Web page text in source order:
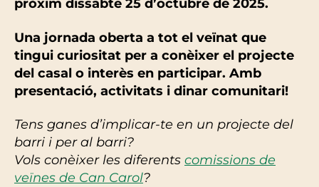
pròxim dissabte 25 d’octubre de 2025.
Una jornada oberta a tot el veïnat que
tingui curiositat per a conèixer el projecte
del casal o interès en participar. Amb
presentació, activitats i dinar comunitari!
Tens ganes d’implicar-te en un projecte del
barri i per al barri?
Vols conèixer les diferents comissions de
veïnes de Can Carol?